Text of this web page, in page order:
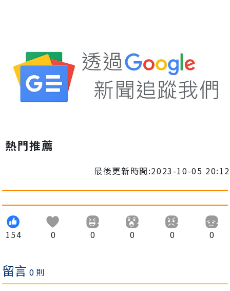
熱門推薦
最後更新時間:2023-10-05 20:12
154 0 0 0 0 0